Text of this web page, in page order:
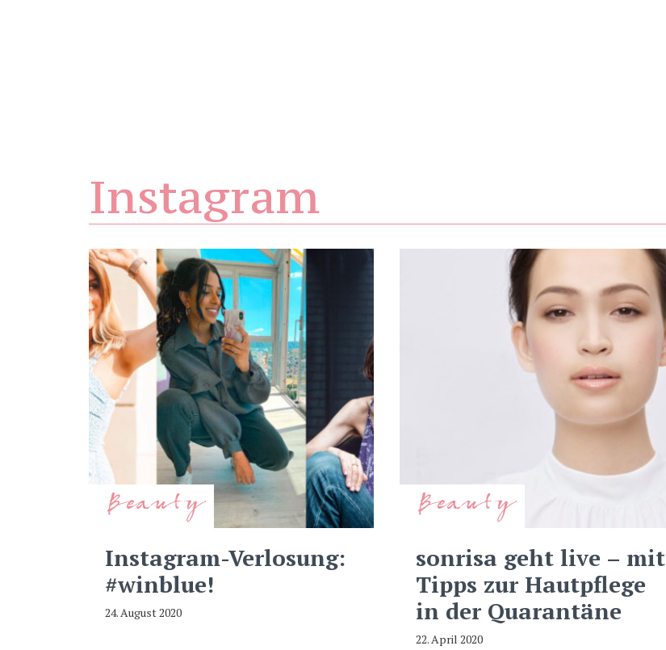
Instagram
Beauty
Instagram-Verlosung:
#winblue!
24. August 2020
Beauty
sonrisa geht live – mit
Tipps zur Hautpflege
in der Quarantäne
22. April 2020